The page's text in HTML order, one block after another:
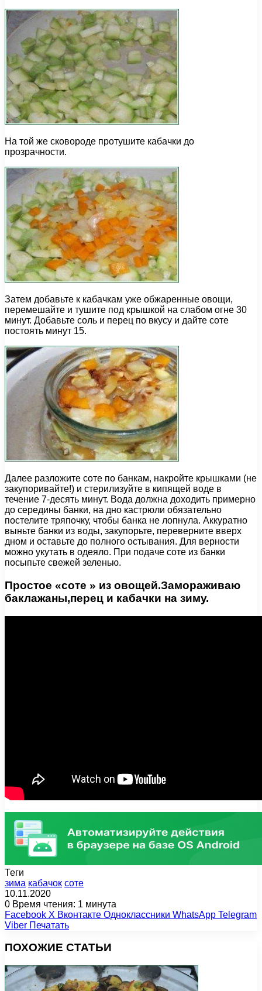
На той же сковороде протушите кабачки до
прозрачности.
Затем добавьте к кабачкам уже обжаренные овощи,
перемешайте и тушите под крышкой на слабом огне 30
минут. Добавьте соль и перец по вкусу и дайте соте
постоять минут 15.
Далее разложите соте по банкам, накройте крышками (не
закупоривайте!) и стерилизуйте в кипящей воде в
течение 7-десять минут. Вода должна доходить примерно
до середины банки, на дно кастрюли обязательно
постелите тряпочку, чтобы банка не лопнула. Аккуратно
выньте банки из воды, закупорьте, переверните вверх
дном и оставьте до полного остывания. Для верности
можно укутать в одеяло. При подаче соте из банки
посыпьте свежей зеленью.
Простое «соте » из овощей.Замораживаю
баклажаны,перец и кабачки на зиму.
Теги
зима кабачок соте
10.11.2020
0 Время чтения: 1 минута
Facebook X Вконтакте Одноклассники WhatsApp Telegram
Viber Печатать
ПОХОЖИЕ СТАТЬИ